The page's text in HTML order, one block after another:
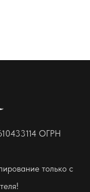
ОГРН
только с